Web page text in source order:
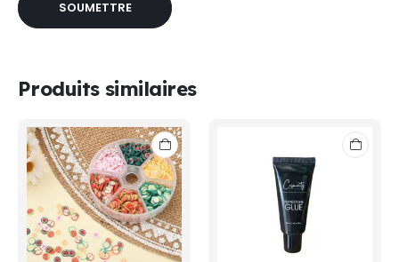
Produits similaires